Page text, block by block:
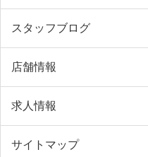
スタッフブログ
店舗情報
求人情報
サイトマップ